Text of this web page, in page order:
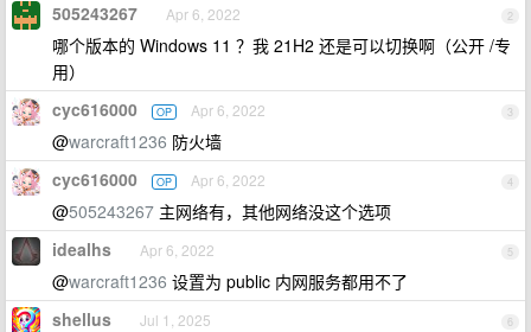
2
505243267 Apr 6, 2022
哪个版本的 Windows 11 ？我 21H2 还是可以切换啊（公开 /专
用）
3
cyc616000 OP Apr 6, 2022
@warcraft1236 防火墙
4
cyc616000 OP Apr 6, 2022
@505243267 主网络有，其他网络没这个选项
5
idealhs Apr 6, 2022
@warcraft1236 设置为 public 内网服务都用不了
6
shellus Jul 1, 2025